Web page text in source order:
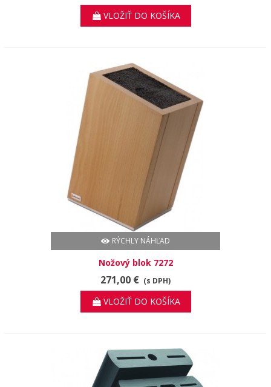
VLOŽIŤ DO KOŠÍKA
RÝCHLY NÁHĽAD
Nožový blok 7272
271,00 € (s DPH)
VLOŽIŤ DO KOŠÍKA